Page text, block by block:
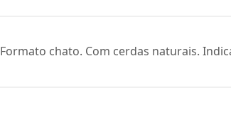
Formato chato. Com cerdas naturais.